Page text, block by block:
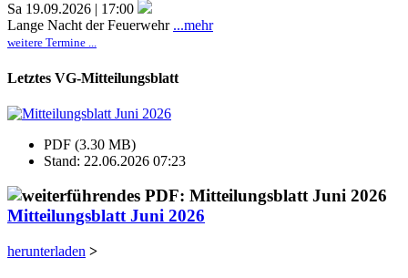
Sa 19.09.2026 | 17:00
Lange Nacht der Feuerwehr ...mehr
weitere Termine ...
Letztes VG-Mitteilungsblatt
PDF (3.30 MB)
Stand: 22.06.2026 07:23
Mitteilungsblatt Juni 2026
herunterladen >